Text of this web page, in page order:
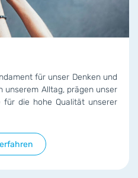
für unser Denken und
unserem Alltag, prägen unser
für die hohe Qualität unserer